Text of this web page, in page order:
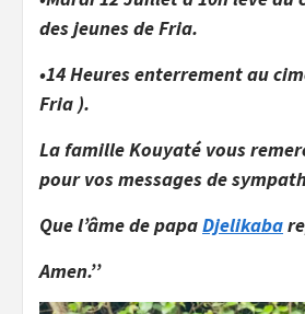
des jeunes de Fria.
•14 Heures enterrement au
Fria ).
La famille Kouyaté vous
pour vos messages de
Que l’âme de papaDjelikaba
Amen.’’